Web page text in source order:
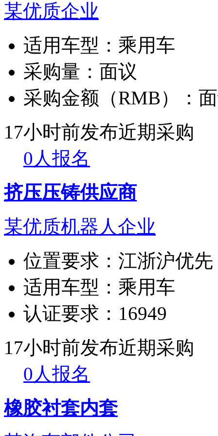
某优质企业
适用车型： 乘用车
采购量： 面议
采购金额（RMB）：
17小时前发布近期采购
0人报名
挤压压铸供应商
某优质机器人企业
位置要求： 江浙沪优先
适用车型： 乘用车
认证要求： 16949
17小时前发布近期采购
0人报名
橡胶衬套内套